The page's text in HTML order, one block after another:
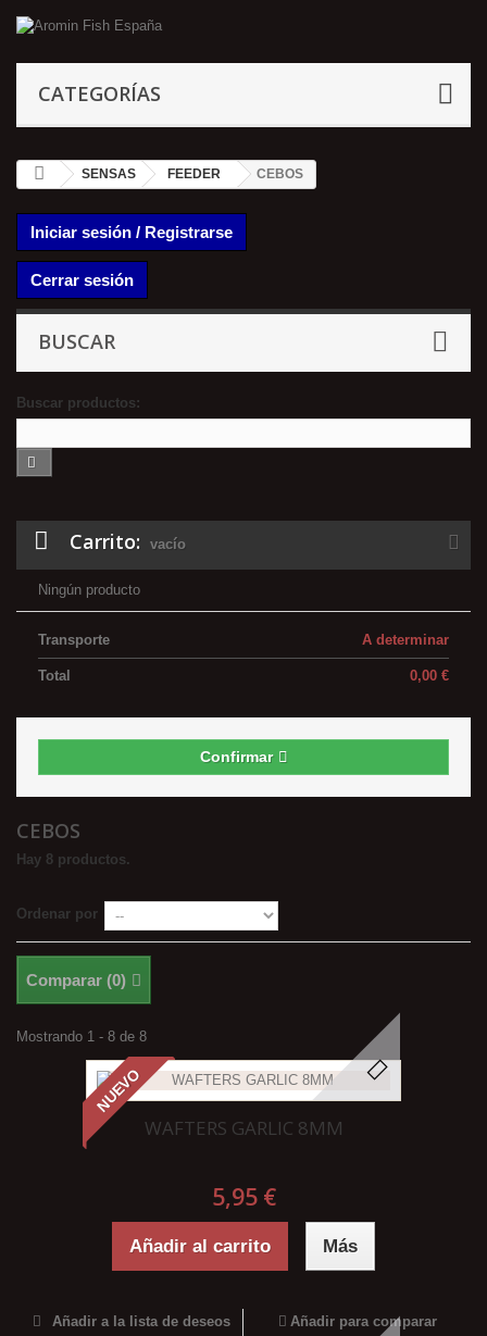
CATEGORÍAS
SENSAS FEEDER CEBOS
Iniciar sesión / Registrarse
Cerrar sesión
BUSCAR
Buscar productos:
Carrito: vacío
Ningún producto
A determinar
Transporte
0,00 €
Total
Confirmar
CEBOS
Hay 8 productos.
Ordenar por
Comparar (0)
Mostrando 1 - 8 de 8
NUEVO
WAFTERS GARLIC 8MM
5,95 €
Añadir al carrito Más
Añadir a la lista de deseos Añadir para comparar